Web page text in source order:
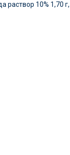
раствор 10% 1,70 г,